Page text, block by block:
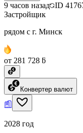
9 часов назад ID
Застройщик
рядом с г. Минск
от 281 728 ƃ
Конвертер валют
2028 год